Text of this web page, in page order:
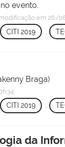
evento.
em 26/
CITI 2019
Braga)
CITI 2019 ,
da